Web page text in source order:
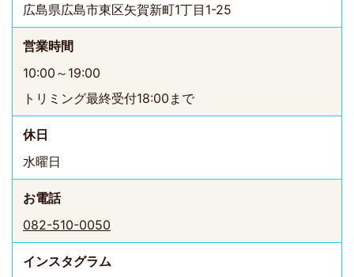
広島県広島市東区矢賀新町1丁目1-25
営業時間
10:00～19:00
トリミング最終受付18:00まで
休日
水曜日
お電話
082-510-0050
インスタグラム